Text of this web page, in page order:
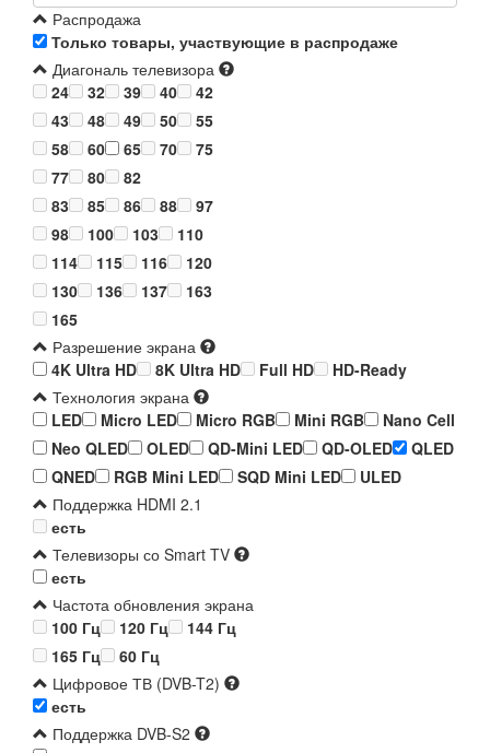
Распродажа
Только товары, участвующие в распродаже
Диагональ телевизора
24
32 39 40
42
43
48 49 50
55
58
60 65 70
75
77
80
82
83
85 86 88
97
98
100 103
110
114
115 116
120
130
136 137
163
165
Разрешение экрана
4K Ultra HD
8K Ultra HD Full HD
HD-Ready
Технология экрана
LED
Micro LED Micro RGB Mini RGB
Nano Cell
Neo QLED
OLED QD-Mini LED QD-OLED
QLED
QNED
RGB Mini LED SQD Mini LED
ULED
Поддержка HDMI 2.1
есть
Телевизоры со Smart TV
есть
Частота обновления экрана
100 Гц
120 Гц
144 Гц
165 Гц
60 Гц
Цифровое ТВ (DVB-T2)
есть
Поддержка DVB-S2